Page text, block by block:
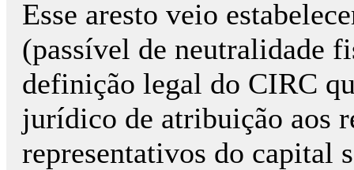
Esse aresto veio
(passível de neutralidade
definição legal do CIRC
jurídico de atribuição aos
representativos do capital